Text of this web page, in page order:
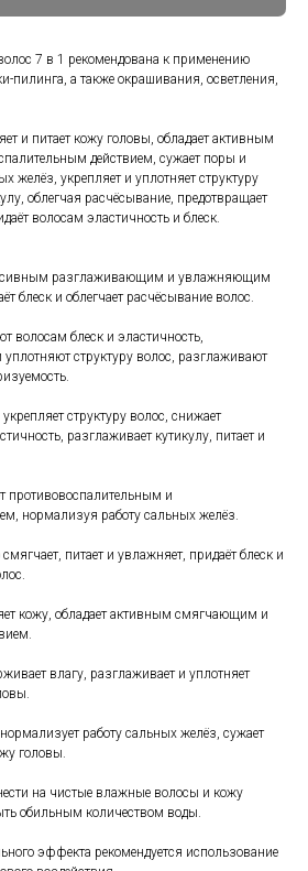
7 в 1 рекомендована к применению
пилинга, а также окрашивания, осветления,
и питает кожу головы, обладает активным
действием, сужает поры и
желёз, укрепляет и уплотняет структуру
облегчая расчёсывание, предотвращает
волосам эластичность и блеск.
разглаживающим и увлажняющим
блеск и облегчает расчёсывание волос.
волосам блеск и эластичность,
структуру волос, разглаживают
структуру волос, снижает
разглаживает кутикулу, питает и
противовоспалительным и
нормализуя работу сальных желёз.
питает и увлажняет, придаёт блеск и
кожу, обладает активным смягчающим и
влагу, разглаживает и уплотняет
работу сальных желёз, сужает
головы.
на чистые влажные волосы и кожу
обильным количеством воды.
эффекта рекомендуется использование